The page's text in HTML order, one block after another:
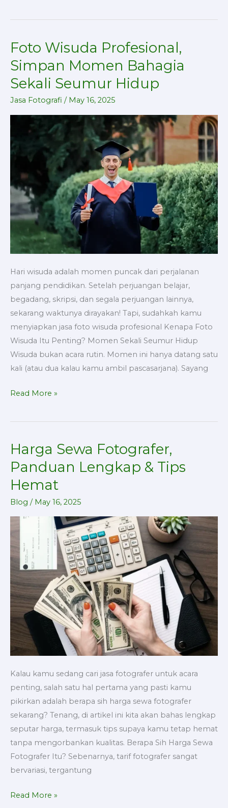
Foto Wisuda Profesional,
Simpan Momen Bahagia
Sekali Seumur Hidup
Jasa Fotografi / May 16, 2025
Hari wisuda adalah momen puncak dari perjalanan
panjang pendidikan. Setelah perjuangan belajar,
begadang, skripsi, dan segala perjuangan lainnya,
sekarang waktunya dirayakan! Tapi, sudahkah kamu
menyiapkan jasa foto wisuda profesional Kenapa Foto
Wisuda Itu Penting? Momen Sekali Seumur Hidup
Wisuda bukan acara rutin. Momen ini hanya datang satu
kali (atau dua kalau kamu ambil pascasarjana). Sayang
Foto
Wisuda
Profesional,
Simpan
Momen
Bahagia
Sekali
Seumur
Hidup
Read More »
Harga Sewa Fotografer,
Panduan Lengkap & Tips
Hemat
Blog / May 16, 2025
Kalau kamu sedang cari jasa fotografer untuk acara
penting, salah satu hal pertama yang pasti kamu
pikirkan adalah berapa sih harga sewa fotografer
sekarang? Tenang, di artikel ini kita akan bahas lengkap
seputar harga, termasuk tips supaya kamu tetap hemat
tanpa mengorbankan kualitas. Berapa Sih Harga Sewa
Fotografer Itu? Sebenarnya, tarif fotografer sangat
bervariasi, tergantung
Harga
Sewa
Fotografer,
Panduan
Lengkap
&
Tips
Hemat
Read More »